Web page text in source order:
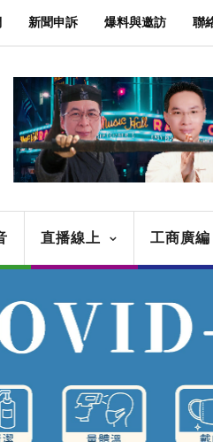
新聞申訴 爆料與邀訪 聯
直播線上 工商廣編